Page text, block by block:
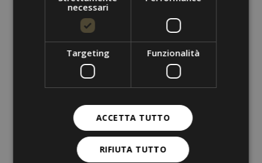
necessari
Targeting Funzionalità
ACCETTA TUTTO
RIFIUTA TUTTO